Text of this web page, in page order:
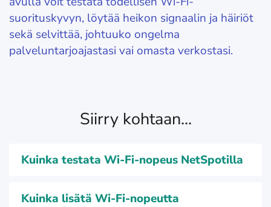
suorituskyvyn, löytää heikon signaalin ja häiriöt
sekä selvittää, johtuuko ongelma
palveluntarjoajastasi vai omasta verkostasi.
Siirry kohtaan...
Kuinka testata Wi-Fi-nopeus NetSpotilla
Kuinka lisätä Wi-Fi-nopeutta